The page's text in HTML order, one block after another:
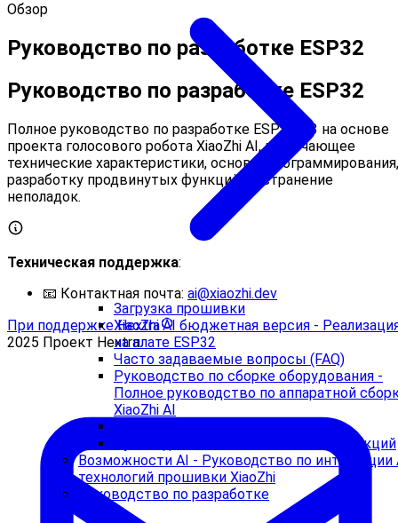
Загрузка прошивки
XiaoZhi AI бюджетная версия -
на плате ESP32
Часто задаваемые вопросы (FAQ)
Руководство по сборке оборудования -
Полное руководство по аппаратной
XiaoZhi AI
Руководство по использованию функций
Возможности AI - Руководство по интеграции
технологий прошивки XiaoZhi
Руководство по разработке
Обзор
Руководство по разработке ESP32
Руководство по разработке ESP32
Полное руководство по разработке ESP32-S3 на основе
проекта голосового робота XiaoZhi AI, включающее
технические характеристики, основы программирования,
разработку продвинутых функций и устранение
неполадок.
Техническая поддержка:
📧 Контактная почта: ai@xiaozhi.dev
При поддержке Hextra
2025 Проект Hextra.